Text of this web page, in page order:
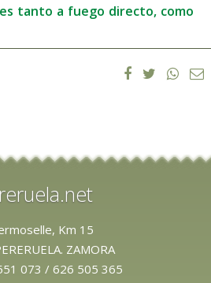
tanto a fuego directo, como
Km 15
ZAMORA
073 / 626 505 365